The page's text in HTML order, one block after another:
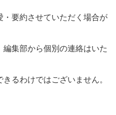
要約させていただく場合が
集部から個別の連絡はいた
るわけではございません。